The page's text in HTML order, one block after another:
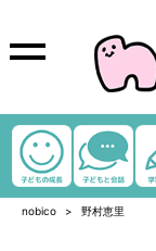
nobico 野村恵里